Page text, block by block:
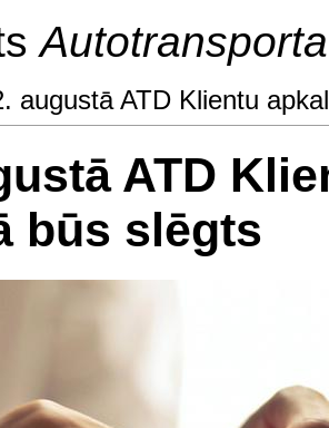
augustā ATD Klientu
ATD
būs slēgts